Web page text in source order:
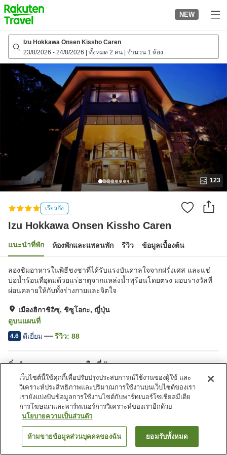
to
top
page
NEW
Izu Hokkawa Onsen Kissho Caren
23/8/2026 - 24/8/2026 ทั้งหมด 2 คน จำนวน 1 ห้อง
123
เรียวกัง
Izu Hokkawa Onsen Kissho Caren
แนะนำที่พัก ห้องพักและแพลนพัก รีวิว ข้อมูลเบื้องต้น
ลองชิมอาหารในพิธีชงชาที่ได้รับแรงบันดาลใจจากฝรั่งเศส และแช่
บ่อน้ำร้อนที่อุดมด้วยแร่ธาตุจากแหล่งน้ำพุร้อนโดยตรง มอบรางวัลที่
ผ่อนคลายให้กับทั้งร่างกายและจิตใจ
เมืองฮิกาชิอิซุ, ชิซูโอกะ, ญี่ปุ่น
ดูบนแผนที่
4.6 ดีเยี่ยม รีวิว: 88
สิ่งอำนวยความสะดวกในที่พัก
Wi-Fi
ห้องอาหารส่วนตัว
เลานจ์
บาร์
หน้าแรก ญี่ปุ่น ชิซูโอกะ
Izu Hokkawa Onsen Kissho Caren
ค้นหาห้องพัก
เว็บไซต์นี้ใช้คุกกี้เพื่อปรับปรุงประสบการณ์ใช้งานของผู้ใช้ และ
วิเคราะห์ประสิทธิภาพและปริมาณการใช้งานบนเว็บไซต์ของเรา
เรายังแบ่งปันข้อมูลการใช้งานไซต์กับพาร์ทเนอร์โซเชียลมีเดีย
การโฆษณาและพาร์ทเนอร์การวิเคราะห์ของเราอีกด้วย
นโยบายความเป็นส่วนตัว
ห้ามขายข้อมูลส่วนบุคคลของฉัน ยอมรับทั้งหมด